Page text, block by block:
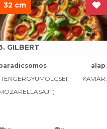
32 cm
GILBERT
alap,
KAVIÁR,